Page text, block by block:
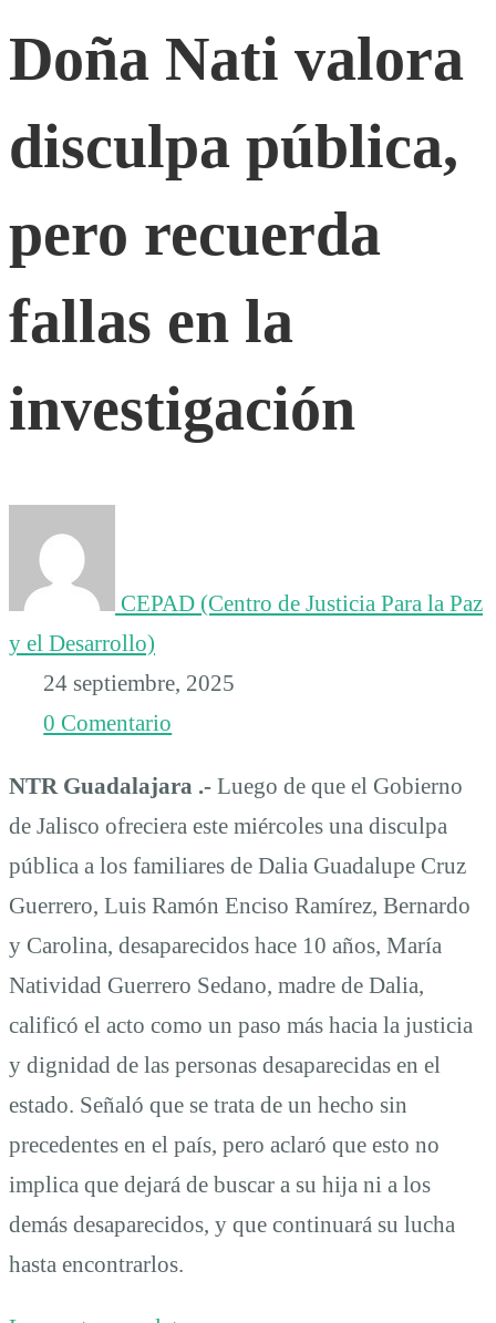
valora
disculpa
pública,
pero
recuerda
fallas
la
investigación
Doña Nati valora
disculpa pública,
pero recuerda
fallas en la
investigación
CEPAD (Centro de Justicia Para la Paz
y el Desarrollo)
24 septiembre, 2025
0 Comentario
NTR Guadalajara .- Luego de que el Gobierno
de Jalisco ofreciera este miércoles una disculpa
pública a los familiares de Dalia Guadalupe Cruz
Guerrero, Luis Ramón Enciso Ramírez, Bernardo
y Carolina, desaparecidos hace 10 años, María
Natividad Guerrero Sedano, madre de Dalia,
calificó el acto como un paso más hacia la justicia
y dignidad de las personas desaparecidas en el
estado. Señaló que se trata de un hecho sin
precedentes en el país, pero aclaró que esto no
implica que dejará de buscar a su hija ni a los
demás desaparecidos, y que continuará su lucha
hasta encontrarlos.